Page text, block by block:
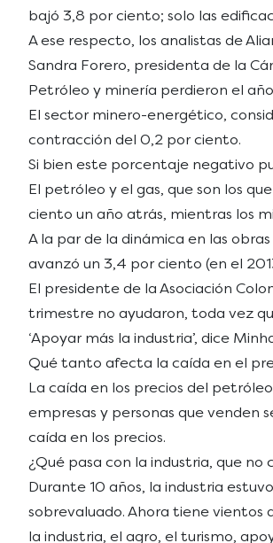
bajó 3,8 por ciento; solo las
A ese respecto, los analistas de
Sandra Forero, presidenta de la
Petróleo y minería perdieron el año
El sector minero-energético,
contracción del 0,2 por ciento.
Si bien este porcentaje negativo
El petróleo y el gas, que son los
ciento un año atrás, mientras los
A la par de la dinámica en las
avanzó un 3,4 por ciento (en el
El presidente de la Asociación
trimestre no ayudaron, toda vez
‘Apoyar más la industria’, dice
Qué tanto afecta la caída en el
La caída en los precios del
empresas y personas que venden
caída en los precios.
¿Qué pasa con la industria, que no
Durante 10 años, la industria
sobrevaluado. Ahora tiene vientos
la industria, el agro, el turismo,